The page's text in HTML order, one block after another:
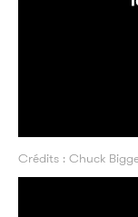
Crédits : Chuck